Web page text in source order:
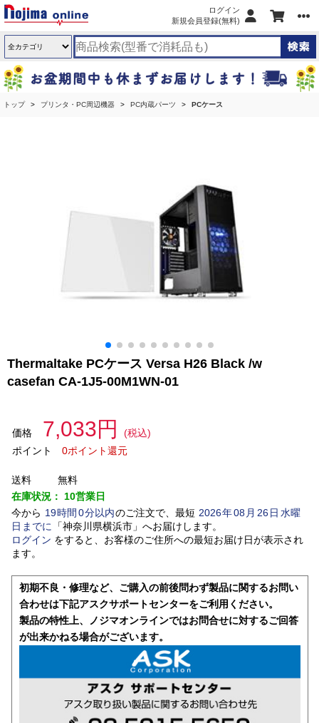
ログイン
新規会員登録(無料)
トップ プリンタ・PC周辺機器 PC内蔵パーツ PCケース
Thermaltake PCケース Versa H26 Black /w
casefan CA-1J5-00M1WN-01
価格 7,033円
(税込)
ポイント
0ポイント還元
送料
無料
在庫状況： 10営業日
今から 19時間 0分以内のご注文で、最短 2026年08 月 26日水曜
日 までに 「神奈川県横浜市」 へお届けします。
ログイン をすると、お客様のご住所への最短お届け日が表示され
ます。
初期不良・修理など、ご購入の前後問わず製品に関するお問い
合わせは下記アスクサポートセンターをご利用ください。
製品の特性上、ノジマオンラインではお問合せに対するご回答
が出来かねる場合がございます。